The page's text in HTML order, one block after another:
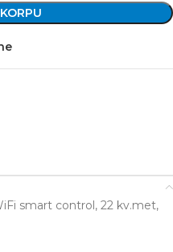
smart control, 22 kv.met,